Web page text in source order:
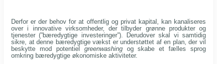
Derfor er der behov for at offentlig og privat kapital, kan kanaliseres
over i ​​innovative virksomheder, der tilbyder grønne produkter og
tjenester (”bæredygtige investeringer”). Derudover skal vi samtidig
sikre, at denne bæredygtige vækst er understøttet af en plan, der vil
beskytte mod potentiel greenwashingog skabe et fælles sprog
omkring bæredygtige økonomiske aktiviteter.